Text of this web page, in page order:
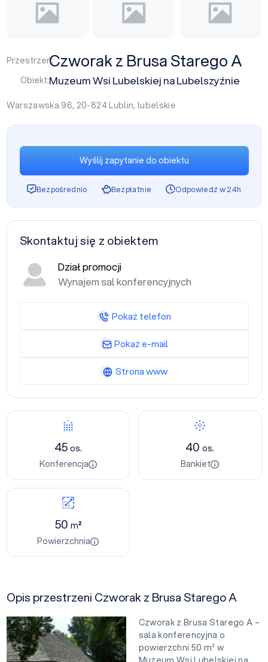
Przestrzeń:Czworak z Brusa Starego A
Obiekt:Muzeum Wsi Lubelskiej na Lubelszyźnie
Warszawska 96, 20-824Lublin,lubelskie
45os.
Konferencja
40os.
Bankiet
50 m²
Powierzchnia
Opis przestrzeni Czworak z Brusa Starego A
Czworak z Brusa Starego A –
sala konferencyjna o
powierzchni 50 m² w
Wyślij zapytanie do obiektu
Bezpośrednio Bezpłatnie Odpowiedź w 24h
Skontaktuj się z obiektem
Dział promocji
Wynajem sal konferencyjnych
Pokaż telefon
Pokaż e-mail
Strona www